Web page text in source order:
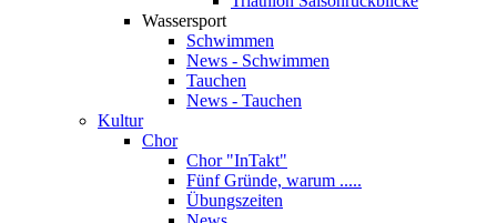
Wassersport
Schwimmen
News - Schwimmen
Tauchen
News - Tauchen
Kultur
Chor
Chor "InTakt"
Fünf Gründe, warum .....
Übungszeiten